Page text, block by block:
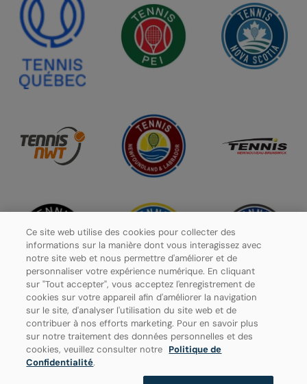
Politique de confidentialité
Paramètres des cookies
Ce site web utilise des cookies pour collecter des
informations sur la manière dont vous interagissez avec
notre site web et nous permettre d'améliorer et de
personnaliser votre expérience numérique. En cliquant
sur "Tout accepter", vous acceptez l'enregistrement de
cookies sur votre appareil afin d'améliorer la navigation
sur le site, d'analyser l'utilisation du site web et de
contribuer à nos efforts marketing. Pour en savoir plus
sur notre traitement des données personnelles et des
cookies, veuillez consulter notre Politique de
Confidentialité.